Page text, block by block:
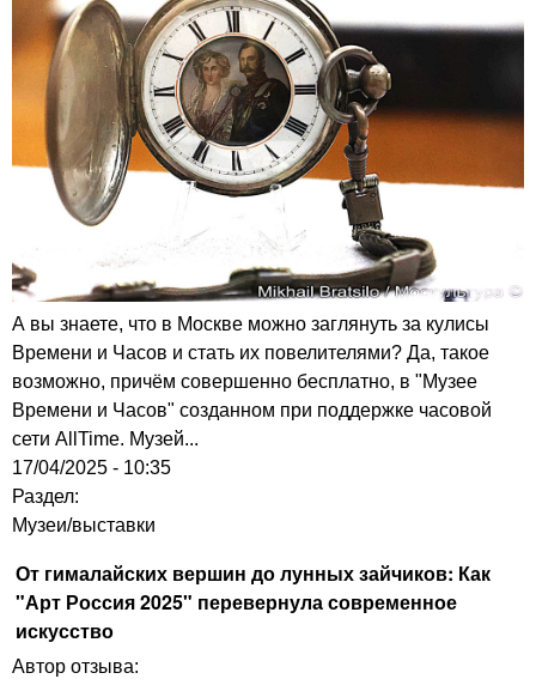
А вы знаете, что в Москве можно заглянуть за кулисы
Времени и Часов и стать их повелителями? Да, такое
возможно, причём совершенно бесплатно, в "Музее
Времени и Часов" созданном при поддержке часовой
сети AllTime. Музей...
17/04/2025 - 10:35
Раздел:
Музеи/выставки
От гималайских вершин до лунных зайчиков: Как
"Арт Россия 2025" перевернула современное
искусство
Автор отзыва: